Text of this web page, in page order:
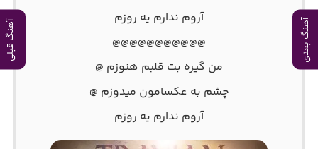
آهنگ بعدی آهنگ قبلی
آروم ندارم یه روزم
@@@@@@@@@@@
من گیره بت قلبم هنوزم @
چشم به عکسامون میدوزم @
آروم ندارم یه روزم